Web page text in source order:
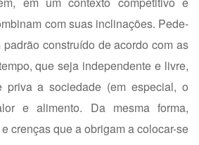
com suas inclinações. Pede-
construído de acordo com as
que seja independente e livre,
a sociedade (em especial, o
e alimento. Da mesma forma,
crenças que a obrigam a colocar-se